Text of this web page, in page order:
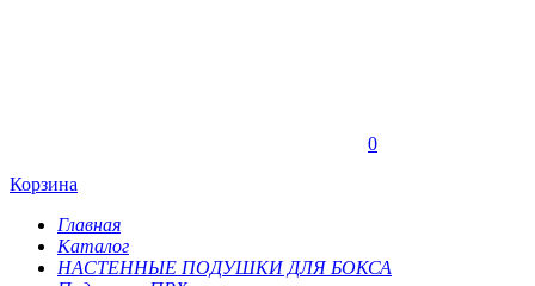
0
Корзина
Главная
Каталог
НАСТЕННЫЕ ПОДУШКИ ДЛЯ БОКСА